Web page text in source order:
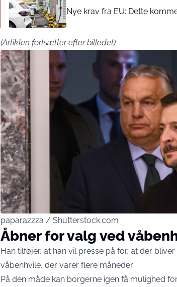
Nye krav fra EU: Dette
(Artiklen fortsætter efter billedet)
paparazzza / Shutterstock.com
Åbner for valg ved
Han tilføjer, at han vil presse på for, at der
våbenhvile, der varer flere måneder.
På den måde kan borgerne igen få mulighed